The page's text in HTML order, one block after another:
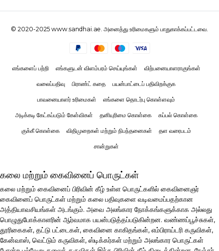
© 2020-2025 www.sandhai.ae. அனைத்து உரிமைகளும் பாதுகாக்கப்பட்டவை.
எங்களைப் பற்றி எங்களுடன் விளம்பரம் செய்யுங்கள் விற்பனையாளராகுங்கள்
வலைப்பதிவு பிராண்ட் கதை பயன்பாட்டைப் பதிவிறக்குக
பாவனையாளர் உரிமைகள் எங்களை தொடர்பு கொள்ளவும்
அடிக்கடி கேட்கப்படும் கேள்விகள் தனியுரிமை கொள்கை கப்பல் கொள்கை
குக்கீ கொள்கை விதிமுறைகள் மற்றும் நிபந்தனைகள் தள வரைபடம்
சான்றுகள்
கலை மற்றும் கைவினைப் பொருட்கள்
கலை மற்றும் கைவினைப் பிரிவின் கீழ் உள்ள பொருட்களில் கைவினைஞர்
கைவினைப் பொருட்கள் மற்றும் கலை பதிவுகளை வடிவமைப்பதற்கான
அத்தியாவசியங்கள் அடங்கும். அவை அலங்கார நோக்கங்களுக்காக அல்லது
பொழுதுபோக்காளரின் ஆர்வமாக பயன்படுத்தப்படுகின்றன. வண்ணப்பூச்சுகள்,
தூரிகைகள், தட்டு பட்டைகள், கைவினை காகிதங்கள், எம்பிராய்டரி கருவிகள்,
கேன்வாஸ், வெட்டும் கருவிகள், ஸ்டிக்கர்கள் மற்றும் அலங்கார பொருட்கள்